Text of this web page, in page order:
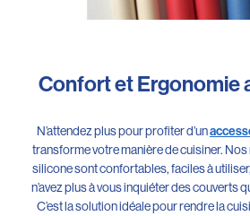
Confort et Ergonomie
N’attendez plus pour profiter d’un
transforme votre manière de cuisiner.
silicone sont confortables, faciles à
n’avez plus à vous inquiéter des couverts
C’est la solution idéale pour rendre la